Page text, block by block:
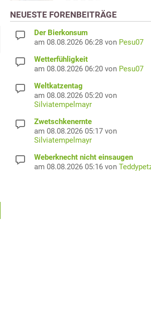
NEUESTE FORENBEITRÄGE
Der Bierkonsum
am 08.08.2026 06:28 von Pesu07
Wetterfühligkeit
am 08.08.2026 06:20 von Pesu07
Weltkatzentag
am 08.08.2026 05:20 von
Silviatempelmayr
Zwetschkenernte
am 08.08.2026 05:17 von
Silviatempelmayr
Weberknecht nicht einsaugen
am 08.08.2026 05:16 von